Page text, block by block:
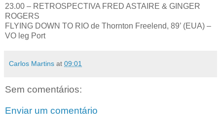
23.00 – RETROSPECTIVA FRED ASTAIRE & GINGER
ROGERS
FLYING DOWN TO RIO de Thornton Freelend, 89’ (EUA) –
VO leg Port
Carlos Martins at 09:01
Sem comentários:
Enviar um comentário